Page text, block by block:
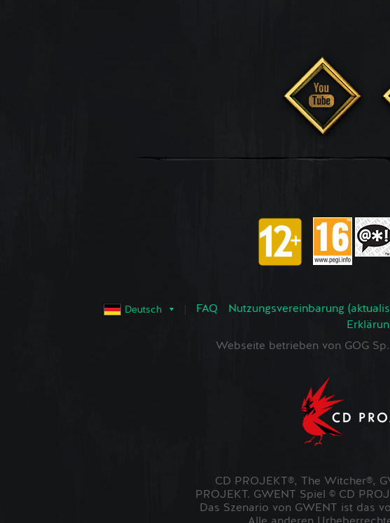
Deutsch FAQ Nutzungsvereinbarung
Webseite betrieben von GOG
CD PROJEKT®, The Witcher®,
PROJEKT. GWENT Spiel © CD
Das Szenario von GWENT ist das